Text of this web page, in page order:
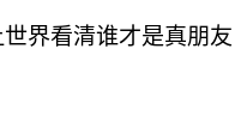
界看清谁才是真朋友